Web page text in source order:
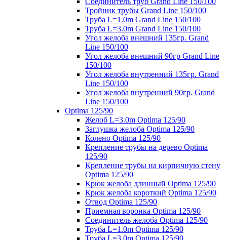
Тройник трубы Grand Line 150/100
Труба L=1.0m Grand Line 150/100
Труба L=3.0m Grand Line 150/100
Угол желоба внешний 135гр. Grand
Line 150/100
Угол желоба внешний 90гр Grand Line
150/100
Угол желоба внутренний 135гр. Grand
Line 150/100
Угол желоба внутренний 90гр. Grand
Line 150/100
Optima 125/90
Желоб L=3.0m Optima 125/90
Заглушка желоба Optima 125/90
Колено Optima 125/90
Крепление трубы на дерево Optima
125/90
Крепление трубы на кирпичную стену
Optima 125/90
Крюк желоба длинный Optima 125/90
Крюк желоба короткий Optima 125/90
Отвод Optima 125/90
Приемная воронка Optima 125/90
Соединитель желоба Optima 125/90
Труба L=1.0m Optima 125/90
Труба L=3.0m Optima 125/90